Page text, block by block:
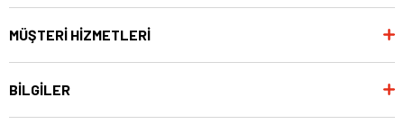
MÜŞTERİ HİZMETLERİ
BİLGİLER